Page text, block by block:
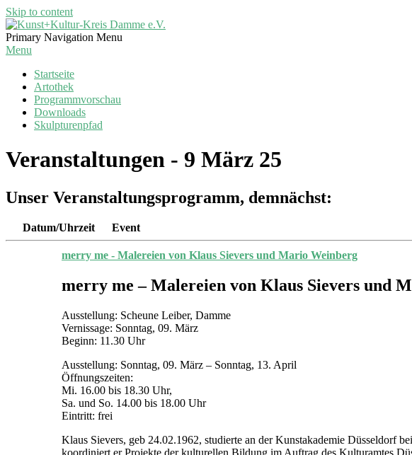
Skip to content
Kunst+Kultur-
Kreis
Primary Navigation Menu
Menu
Startseite
Artothek
Programmvorschau
Downloads
Skulpturenpfad
Veranstaltungen - 9 März 25
Unser Veranstaltungsprogramm, demnächst:
Datum/Uhrzeit Event
merry me - Malereien von Klaus Sievers und Mario Weinberg
merry me – Malereien von Klaus Sievers und
Ausstellung: Scheune Leiber, Damme
Vernissage: Sonntag, 09. März
Beginn: 11.30 Uhr
Ausstellung: Sonntag, 09. März – Sonntag, 13. April
Öffnungszeiten:
Mi. 16.00 bis 18.30 Uhr,
Sa. und So. 14.00 bis 18.00 Uhr
Eintritt: frei
Klaus Sievers, geb 24.02.1962, studierte an der Kunstakademie Düsseldorf
koordiniert er Projekte der kulturellen Bildung im Auftrag des Kulturamtes